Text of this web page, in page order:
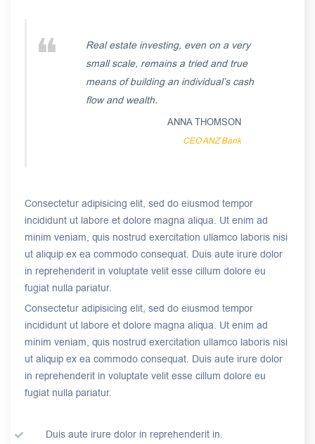
Real estate investing, even on a very
small scale, remains a tried and true
means of building an individual’s cash
flow and wealth.
ANNA THOMSON
CEO ANZ Bank
Consectetur adipisicing elit, sed do eiusmod tempor
incididunt ut labore et dolore magna aliqua. Ut enim ad
minim veniam, quis nostrud exercitation ullamco laboris nisi
ut aliquip ex ea commodo consequat. Duis aute irure dolor
in reprehenderit in voluptate velit esse cillum dolore eu
fugiat nulla pariatur.
Consectetur adipisicing elit, sed do eiusmod tempor
incididunt ut labore et dolore magna aliqua. Ut enim ad
minim veniam, quis nostrud exercitation ullamco laboris nisi
ut aliquip ex ea commodo consequat. Duis aute irure dolor
in reprehenderit in voluptate velit esse cillum dolore eu
fugiat nulla pariatur.
Duis aute irure dolor in reprehenderit in.